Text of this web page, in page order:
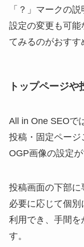
「？」マークの
設定の変更も可
てみるのがおすす
トップページ
All in One SEOで
投稿・固定ページ
OGP画像の設定が
投稿画面の下部に
必要に応じて個
利用でき、手間を
す。